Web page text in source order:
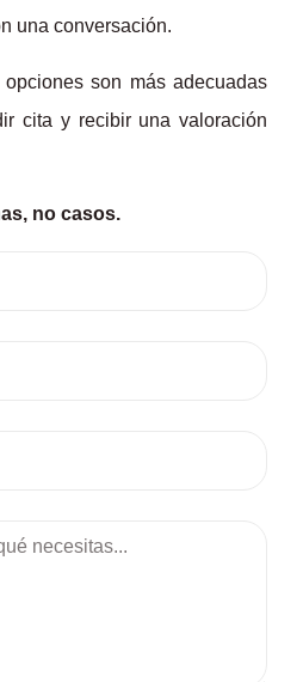
una conversación.
son más adecuadas
cita y recibir una valoración
no casos.